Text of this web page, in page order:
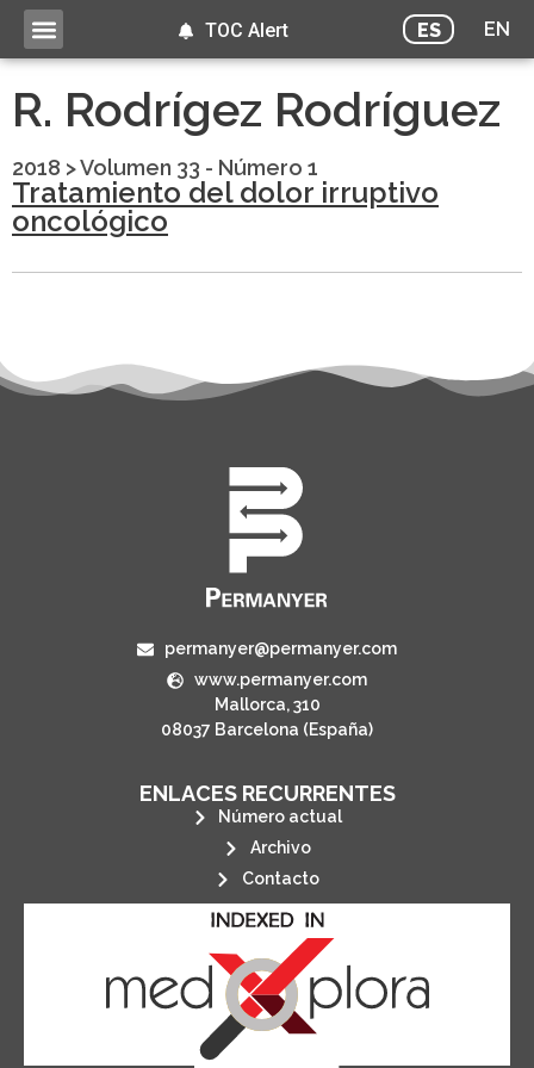
ES EN
TOC Alert
R. Rodrígez Rodríguez
2018 >Volumen 33 - Número 1
Tratamiento del dolor irruptivo
oncológico
permanyer@permanyer.com
www.permanyer.com
Mallorca, 310
08037 Barcelona (España)
ENLACES RECURRENTES
Número actual
Archivo
Contacto